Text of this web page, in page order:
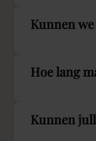
Kunnen
Hoe lang
Kunnen